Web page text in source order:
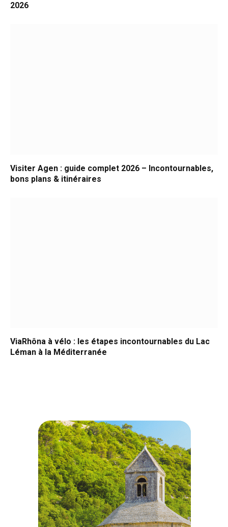
2026
Visiter Agen : guide complet 2026 – Incontournables,
bons plans & itinéraires
ViaRhôna à vélo : les étapes incontournables du Lac
Léman à la Méditerranée